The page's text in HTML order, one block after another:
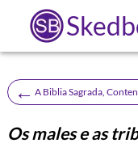
← A Biblia Sagrada,
Os males e as